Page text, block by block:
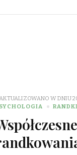
W DNIU
RANDKI